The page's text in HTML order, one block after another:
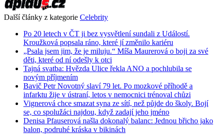
Další články z kategorie Celebrity
Po 20 letech v ČT ji bez vysvětlení sundali z Událostí.
Kroužková popsala ráno, které jí změnilo kariéru
„Psala jsem jim, že je miluju.“ Míša Maurerová o boji za své
děti, které od ní odešly k otci
Tajná svatba: Hvězda Ulice řekla ANO a pochlubila se
novým příjmením
Bavič Petr Novotný slaví 79 let. Po mozkové příhodě a
infarktu žije v ústraní, letos v nemocnici trénoval chůzi
Vignerová chce smazat syna ze sítí, než půjde do školy. Bojí
se, co spolužáci najdou, když zadají jeho jméno
Denisa Pfauserová našla dokonalý balanc: Jednou břicho jako
balon, podruhé kráska v bikinách